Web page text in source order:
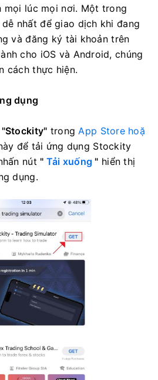
mọi lúc mọi nơi. Một trong
nhất để giao dịch khi đang
và đăng ký tài khoản trên
cho iOS và Android, chúng
cách thực hiện.
dụng
"Stockity" trongApp Store hoặ
để tải ứng dụng Stockity
nút " Tải xuống " hiển thị
dụng.